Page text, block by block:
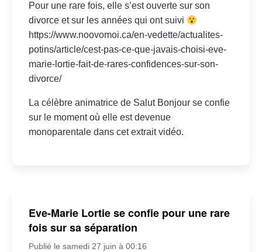
Pour une rare fois, elle s’est ouverte sur son
divorce et sur les années qui ont suivi
https://www.noovomoi.ca/en-vedette/actualites-
potins/article/cest-pas-ce-que-javais-choisi-eve-
marie-lortie-fait-de-rares-confidences-sur-son-
divorce/
La célèbre animatrice de Salut Bonjour se confie
sur le moment où elle est devenue
monoparentale dans cet extrait vidéo.
Eve-Marie Lortie se confie pour une rare
fois sur sa séparation
Publié le samedi 27 juin à 00:16